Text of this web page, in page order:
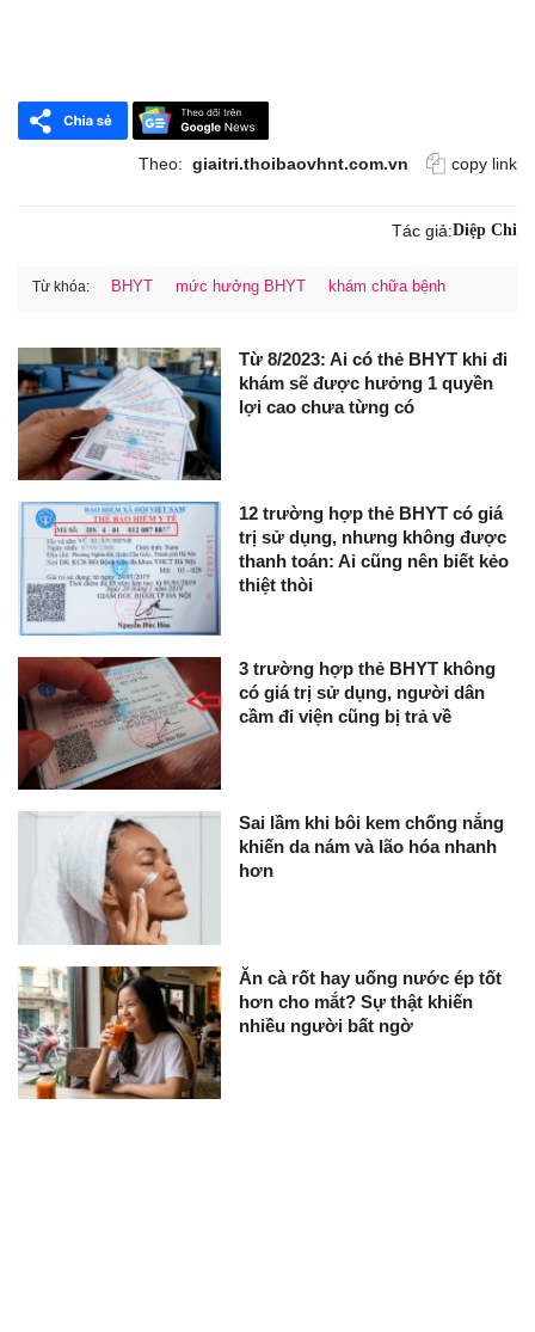
Theo: giaitri.thoibaovhnt.com.vn copy link
Tác giả:Diệp Chi
Từ khóa: BHYT mức hưởng BHYT khám chữa bệnh
Từ 8/2023: Ai có thẻ BHYT khi đi
khám sẽ được hưởng 1 quyền
lợi cao chưa từng có
12 trường hợp thẻ BHYT có giá
trị sử dụng, nhưng không được
thanh toán: Ai cũng nên biết kẻo
thiệt thòi
3 trường hợp thẻ BHYT không
có giá trị sử dụng, người dân
cầm đi viện cũng bị trả về
Sai lầm khi bôi kem chống nắng
khiến da nám và lão hóa nhanh
hơn
Ăn cà rốt hay uống nước ép tốt
hơn cho mắt? Sự thật khiến
nhiều người bất ngờ